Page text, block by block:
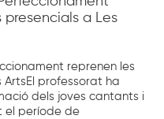
presencials a Les
reprenen les
ArtsEl professorat ha
dels joves cantants i
el període de